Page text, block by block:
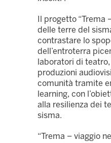
Il progetto
delle terre del
contrastare lo
dell’entroterra
laboratori di
produzioni
comunità tramite
learning, con
alla resilienza dei
sisma.
“Trema – viaggio